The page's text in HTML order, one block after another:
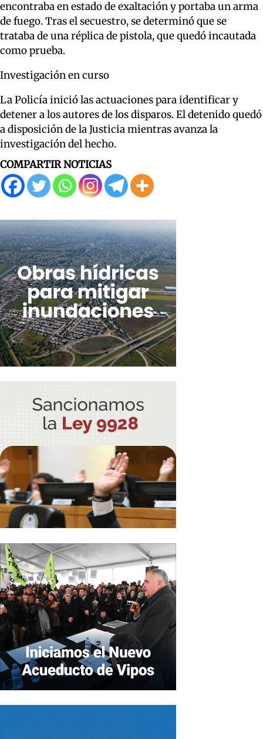
encontraba en estado de exaltación y portaba un arma
de fuego. Tras el secuestro, se determinó que se
trataba de una réplica de pistola, que quedó incautada
como prueba.
Investigación en curso
La Policía inició las actuaciones para identificar y
detener a los autores de los disparos. El detenido quedó
a disposición de la Justicia mientras avanza la
investigación del hecho.
COMPARTIR NOTICIAS